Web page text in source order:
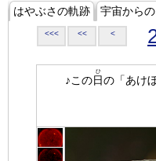
はやぶさの軌跡 宇宙から
<<< << <
♪この日
ひ
の「あけ